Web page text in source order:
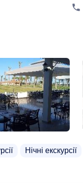
Нічні екскурсії